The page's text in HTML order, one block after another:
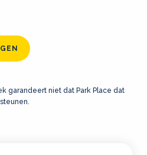
garandeert niet dat Park Place dat